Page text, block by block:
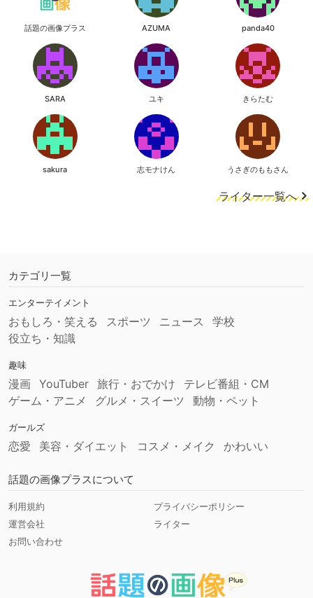
話題の画像プラス AZUMA panda40
SARA ユキ きらたむ
sakura 志モナけん うさぎのももさん
ライター一覧へ
カテゴリ一覧
エンターテイメント
おもしろ・笑える スポーツ ニュース
学校
役立ち・知識
趣味
漫画 YouTuber 旅行・おでかけ
テレビ番組・CM
ゲーム・アニメ
グルメ・スイーツ 動物・ペット
ガールズ
恋愛 美容・ダイエット コスメ・メイク かわいい
話題の画像プラスについて
利用規約
プライバシーポリシー
運営会社
ライター
お問い合わせ